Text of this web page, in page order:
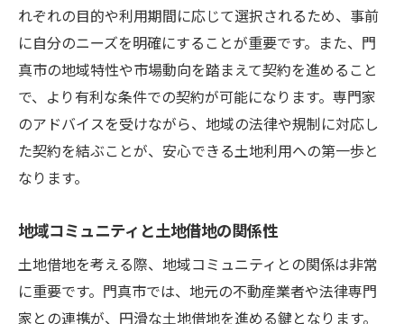
家族構成に応じた最適な土地選び
地域の治安情報と子育て環境
住環境を左右するインフラ整備の現状
エコで持続可能な生活を実現する土地選び
地域の医療アクセスとその重要性
れぞれの目的や利用期間に応じて選択されるため、事前
に自分のニーズを明確にすることが重要です。また、門
真市の地域特性や市場動向を踏まえて契約を進めること
で、より有利な条件での契約が可能になります。専門家
のアドバイスを受けながら、地域の法律や規制に対応し
た契約を結ぶことが、安心できる土地利用への第一歩と
なります。
地域コミュニティと土地借地の関係性
土地借地を考える際、地域コミュニティとの関係は非常
に重要です。門真市では、地元の不動産業者や法律専門
家との連携が、円滑な土地借地を進める鍵となります。